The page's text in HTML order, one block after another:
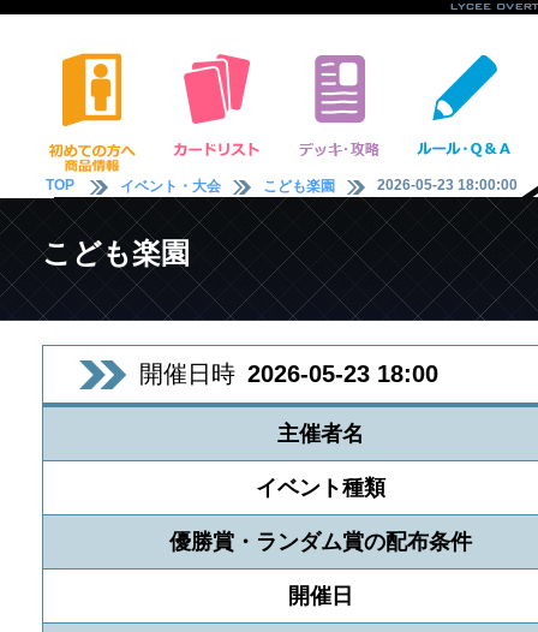
TOP イベント・大会 こども楽園 2026-05-23 18:00:00
こども楽園
開催日時 2026-05-23 18:00
主催者名
イベント種類
優勝賞・ランダム賞の配布条件
開催日